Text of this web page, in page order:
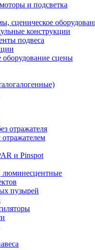
и подсветка
сценическое
конструкции
подвеса
сцены
отражателя
и Pinspot
люминесцентные
пузырей